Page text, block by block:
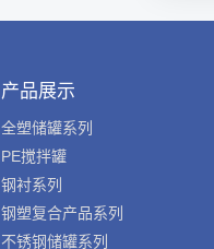
产品展示
全塑储罐系列
PE搅拌罐
钢衬系列
钢塑复合产品系列
不锈钢储罐系列